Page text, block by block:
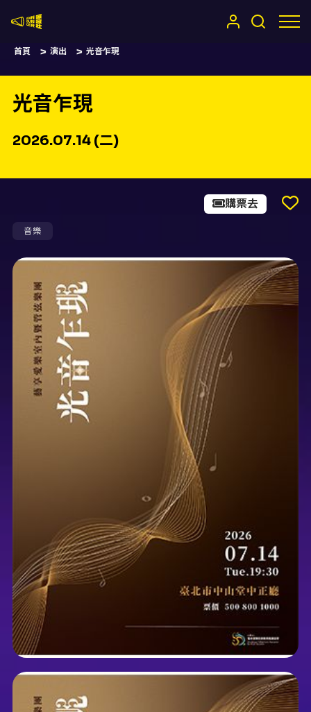
首頁 演出 光音乍現
光音乍現
2026.07.14 (二)
音樂
購票去